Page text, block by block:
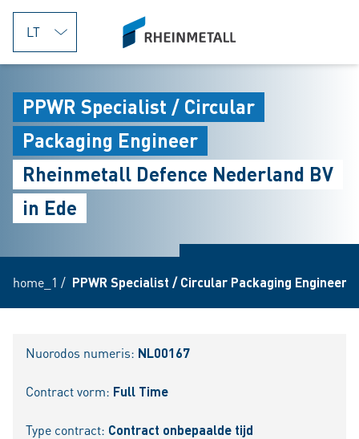
jumpToMain
siteLogo
PPWR Specialist / Circular
Packaging Engineer
Rheinmetall Defence Nederland BV
in Ede
home_1 / PPWR Specialist / Circular Packaging Engineer
Nuorodos numeris: NL00167
Contract vorm: Full Time
Type contract: Contract onbepaalde tijd